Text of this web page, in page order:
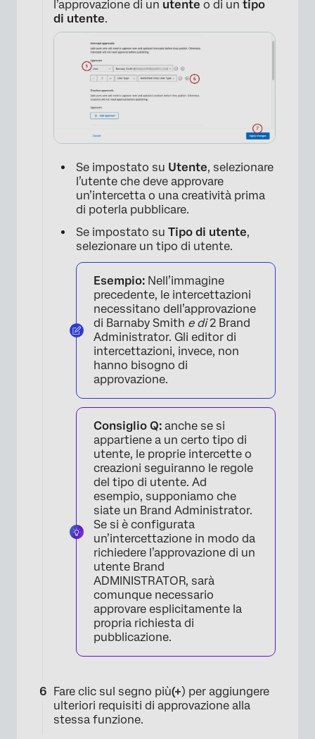
×
l’approvazione di un utente o di un tipo
di utente.
Se impostato su Utente, selezionare
l’utente che deve approvare
un’intercetta o una creatività prima
di poterla pubblicare.
Se impostato su Tipo di utente,
selezionare un tipo di utente.
Esempio: Nell’immagine
precedente, le intercettazioni
necessitano dell’approvazione
di Barnaby Smith e di2 Brand
Administrator. Gli editor di
intercettazioni, invece, non
hanno bisogno di
approvazione.
Consiglio Q: anche se si
appartiene a un certo tipo di
utente, le proprie intercette o
creazioni seguiranno le regole
del tipo di utente. Ad
esempio, supponiamo che
siate un Brand Administrator.
Se si è configurata
un’intercettazione in modo da
richiedere l’approvazione di un
utente Brand
ADMINISTRATOR, sarà
comunque necessario
approvare esplicitamente la
propria richiesta di
pubblicazione.
Fare clic sul segno più(+) per aggiungere
ulteriori requisiti di approvazione alla
stessa funzione.